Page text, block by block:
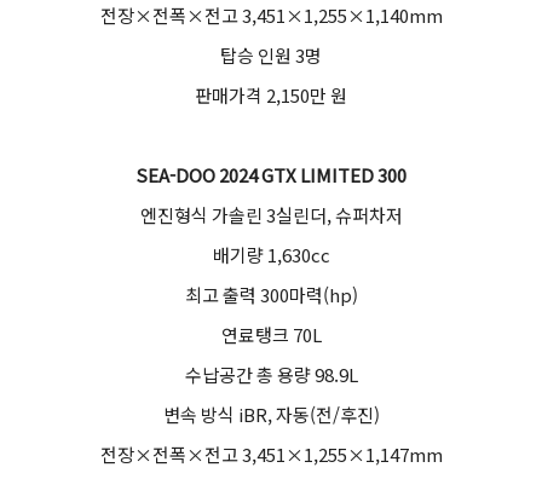
전장×전폭×전고 3,451×1,255×1,140mm
탑승 인원 3명
판매가격 2,150만 원
SEA-DOO 2024 GTX LIMITED 300
엔진형식 가솔린 3실린더, 슈퍼차저
배기량 1,630cc
최고 출력 300마력(hp)
연료탱크 70L
수납공간 총 용량 98.9L
변속 방식 iBR, 자동(전/후진)
전장×전폭×전고 3,451×1,255×1,147mm